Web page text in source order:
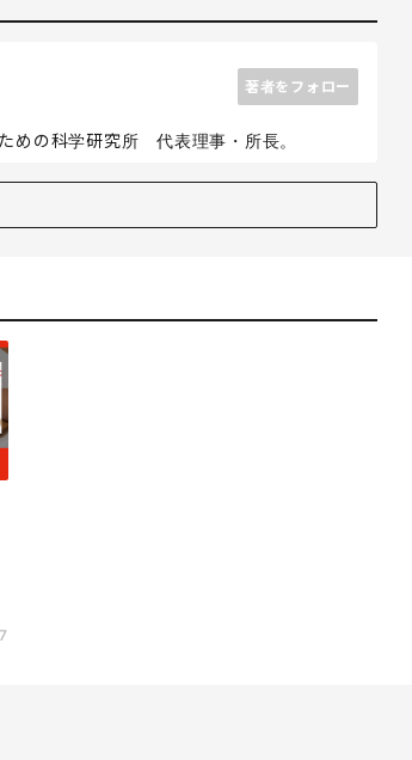
著者をフォロー
めの科学研究所 代表理事・所長。
貫制大学院を経て、東京工業大学より博
エイボン女性教育賞、ビジネス書大賞な